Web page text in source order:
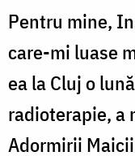
Pentru mine,
care-mi luase
ea la Cluj o
radioterapie, a
Adormirii